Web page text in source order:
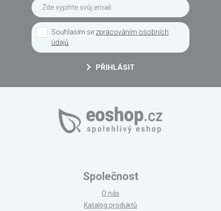
Souhlasím se zpracováním osobních
údajů
PŘIHLÁSIT
Společnost
O nás
Katalog produktů